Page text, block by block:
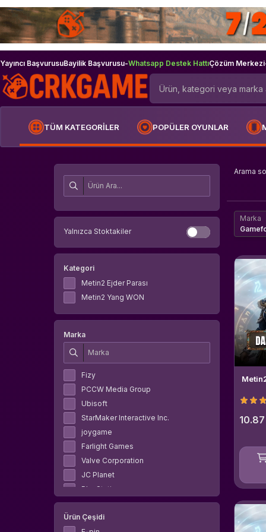
Yayıncı BaşvurusuBayilik Başvurusu-Whatsapp Destek HattıÇözüm Merkezi
TÜM KATEGORİLER POPÜLER OYUNLAR
Yalnızca Stoktakiler
Kategori
Metin2 Ejder Parası
Metin2 Yang WON
Marka
Fizy
PCCW Media Group
Ubisoft
StarMaker Interactive Inc.
joygame
Farlight Games
Valve Corporation
JC Planet
PlayStation
Deathko
NetEase Games
Ürün Çeşidi
Arama
Marka